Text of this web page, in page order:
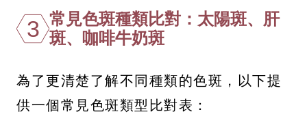
3 常見色斑種類比對：太陽斑、肝
斑、咖啡牛奶斑
為了更清楚了解不同種類的色斑，以下提
供一個常見色斑類型比對表：